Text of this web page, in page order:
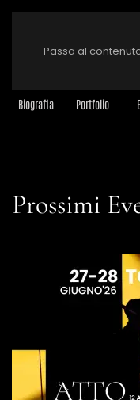
Passa al
Biografia Portfolio
Prossimi